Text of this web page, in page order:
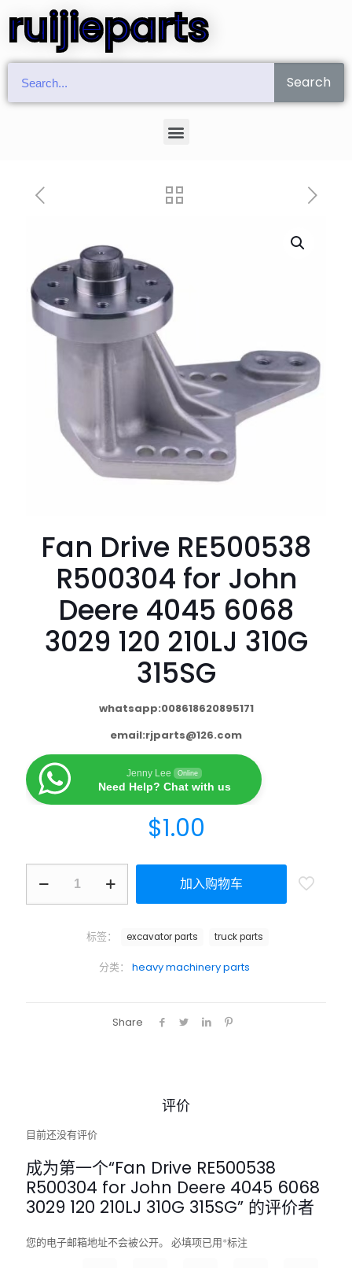
ruijieparts
Search
Fan Drive RE500538
R500304 for John
Deere 4045 6068
3029 120 210LJ 310G
315SG
whatsapp:008618620895171
email:rjparts@126.com
Jenny Lee Online
Need Help? Chat with us
$1.00
加入购物车
分类： heavy machinery parts
标签： excavator parts truck parts
Share
评价
目前还没有评价
成为第一个“Fan Drive RE500538
R500304 for John Deere 4045 6068
3029 120 210LJ 310G 315SG” 的评价者
您的电子邮箱地址不会被公开。 必填项已用*标注